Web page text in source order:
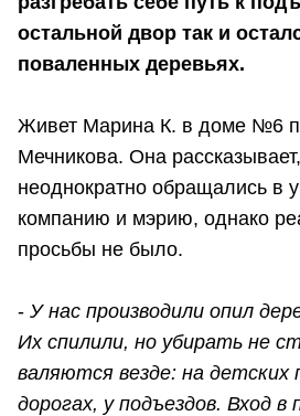
остальной двор так и
поваленных деревьях.
Живет Марина К. в доме №6
Мечникова. Она
неоднократно обращались в
компанию и мэрию, однако
просьбы не было.
- У нас производили опил
Их спилили, но убирать не
валяются везде: на детских
дорогах, у подъездов. Вход в